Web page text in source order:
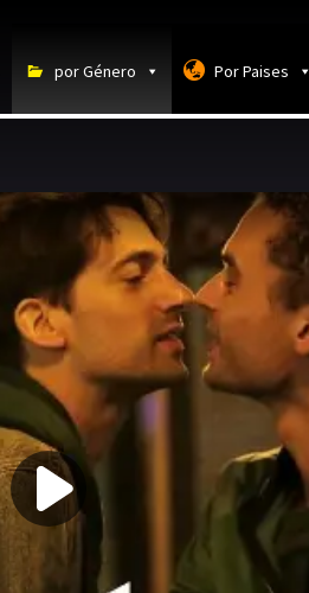
por Género Por Paises